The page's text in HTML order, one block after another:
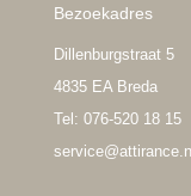
Bezoekadres
Dillenburgstraat 5
4835 EA Breda
Tel: 076-520 18 15
service@attirance.nl